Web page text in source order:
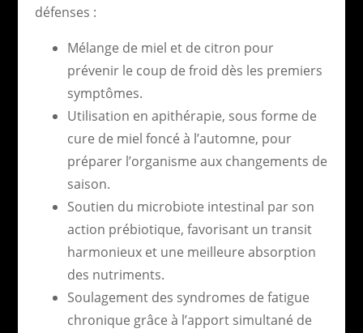
défenses :
Mélange de miel et de citron pour
prévenir le coup de froid dès les premiers
symptômes.
Utilisation en apithérapie, sous forme de
cure de miel foncé à l’automne, pour
préparer l’organisme aux changements de
saison.
Soutien du microbiote intestinal par son
action prébiotique, favorisant un transit
harmonieux et une meilleure absorption
des nutriments.
Soulagement des syndromes de fatigue
chronique grâce à l’apport simultané de